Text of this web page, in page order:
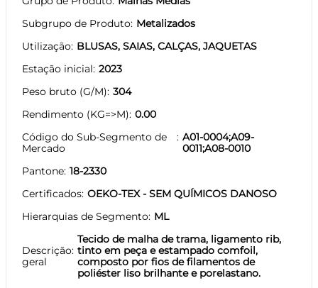
Subgrupo de Produto Metalizados
Utilização BLUSAS, SAIAS, CALÇAS, JAQUETAS
Estação inicial 2023
Peso bruto (G/M) 304
Rendimento (KG=>M) 0.00
Código do Sub-Segmento de
Mercado
A01-0004;A09-
0011;A08-0010
Pantone 18-2330
Certificados OEKO-TEX - SEM QUÍMICOS DANOSO
Hierarquias de Segmento ML
Descrição
geral
Tecido de malha de trama, ligamento rib,
tinto em peça e estampado comfoil,
composto por fios de filamentos de
poliéster liso brilhante e porelastano.